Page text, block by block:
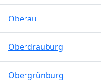
Oberau
Oberdrauburg
Obergrünburg